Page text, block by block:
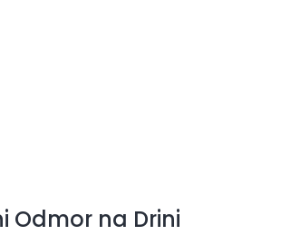
Odmor na Drini